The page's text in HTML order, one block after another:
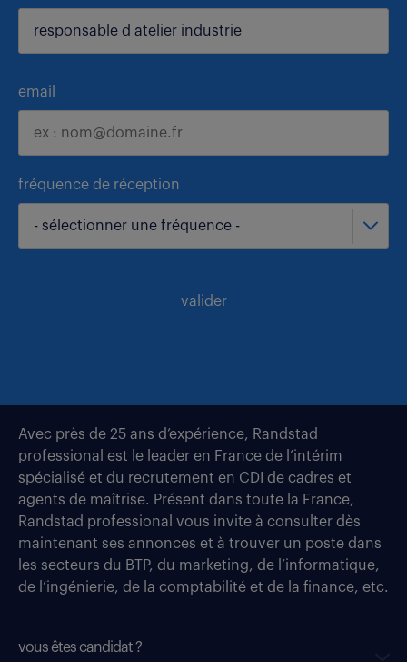
email
fréquence de réception
- sélectionner une fréquence -
valider
Avec près de 25 ans d’expérience, Randstad
professional est le leader en France de l’intérim
spécialisé et du recrutement en CDI de cadres et
agents de maîtrise. Présent dans toute la France,
Randstad professional vous invite à consulter dès
maintenant ses annonces et à trouver un poste dans
les secteurs du BTP, du marketing, de l’informatique,
de l’ingénierie, de la comptabilité et de la finance, etc.
vous êtes candidat ?